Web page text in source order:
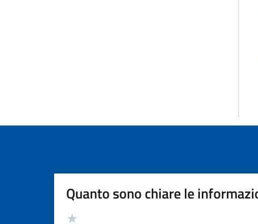
Quanto sono chiare le
Valutazione